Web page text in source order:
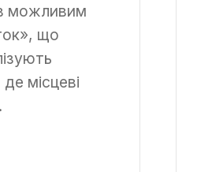
можливим
що
місцеві